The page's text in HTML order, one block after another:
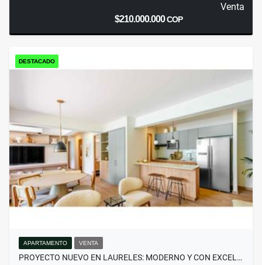
Venta
$210.000.000COP
DESTACADO
APARTAMENTO VENTA
PROYECTO NUEVO EN LAURELES: MODERNO Y CON EXCEL…